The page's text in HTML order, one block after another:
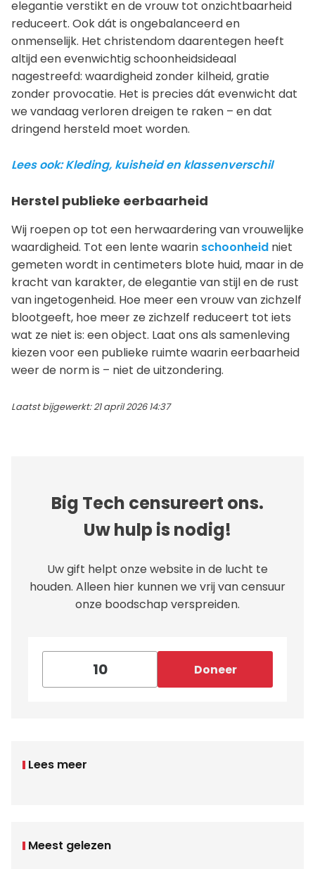
elegantie verstikt en de vrouw tot onzichtbaarheid
reduceert. Ook dát is ongebalanceerd en
onmenselijk. Het christendom daarentegen heeft
altijd een evenwichtig schoonheidsideaal
nagestreefd: waardigheid zonder kilheid, gratie
zonder provocatie. Het is precies dát evenwicht dat
we vandaag verloren dreigen te raken – en dat
dringend hersteld moet worden.
Lees ook: Kleding, kuisheid en klassenverschil
Herstel publieke eerbaarheid
Wij roepen op tot een herwaardering van vrouwelijke
waardigheid. Tot een lente waarin schoonheid niet
gemeten wordt in centimeters blote huid, maar in de
kracht van karakter, de elegantie van stijl en de rust
van ingetogenheid. Hoe meer een vrouw van zichzelf
blootgeeft, hoe meer ze zichzelf reduceert tot iets
wat ze niet is: een object. Laat ons als samenleving
kiezen voor een publieke ruimte waarin eerbaarheid
weer de norm is – niet de uitzondering.
Laatst bijgewerkt: 21 april 2026 14:37
Big Tech censureert ons.
Uw hulp is nodig!
Uw gift helpt onze website in de lucht te
houden. Alleen hier kunnen we vrij van censuur
onze boodschap verspreiden.
Doneer
Lees meer
Meest gelezen